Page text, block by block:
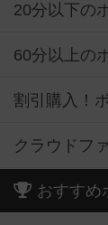
20分以下の
60分以上の
割引購入！
クラウドフ
おすすめ